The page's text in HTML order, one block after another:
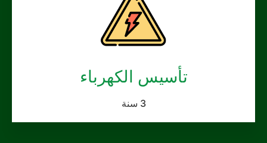
تأسيس الكهرباء
3 سنة